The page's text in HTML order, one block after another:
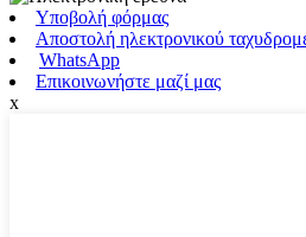
Υποβολή φόρμας
Αποστολή ηλεκτρονικού
WhatsApp
Επικοινωνήστε μαζί μας
x